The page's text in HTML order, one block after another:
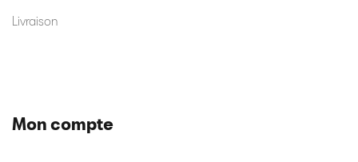
Livraison
Mon compte